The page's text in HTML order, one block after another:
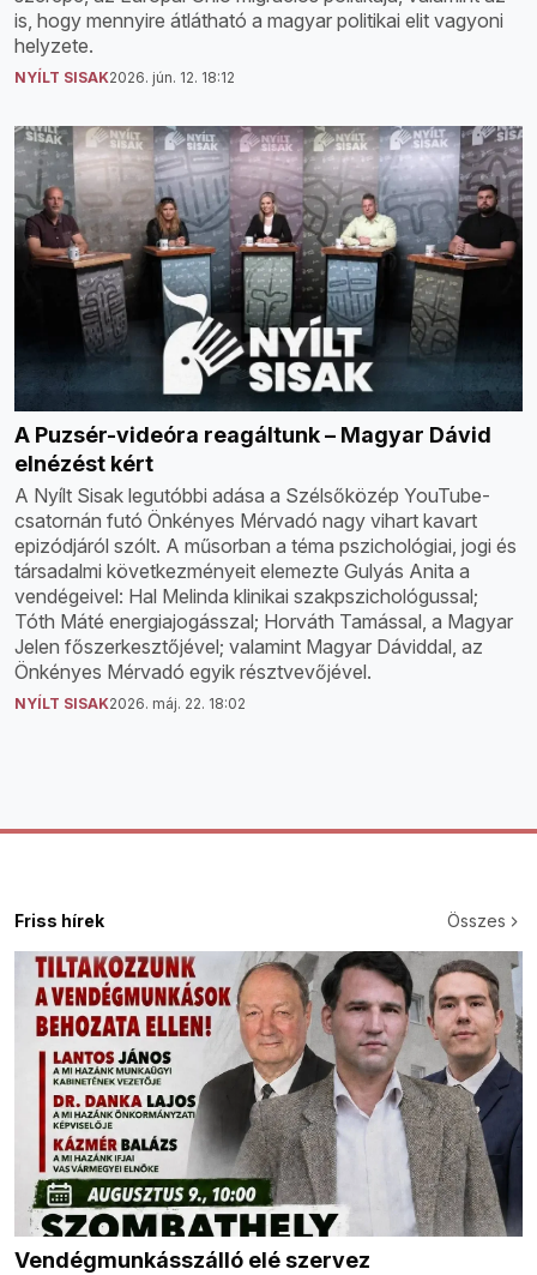
is, hogy mennyire átlátható a magyar politikai elit vagyoni
helyzete.
NYÍLT SISAK2026. jún. 12. 18:12
A Puzsér-videóra reagáltunk – Magyar Dávid
elnézést kért
A Nyílt Sisak legutóbbi adása a Szélsőközép YouTube-
csatornán futó Önkényes Mérvadó nagy vihart kavart
epizódjáról szólt. A műsorban a téma pszichológiai, jogi és
társadalmi következményeit elemezte Gulyás Anita a
vendégeivel: Hal Melinda klinikai szakpszichológussal;
Tóth Máté energiajogásszal; Horváth Tamással, a Magyar
Jelen főszerkesztőjével; valamint Magyar Dáviddal, az
Önkényes Mérvadó egyik résztvevőjével.
NYÍLT SISAK2026. máj. 22. 18:02
Friss hírek Összes
Vendégmunkásszálló elé szervez